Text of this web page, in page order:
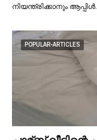
നിയന്ത്രിക്കാനും
POPULAR-ARTICLES